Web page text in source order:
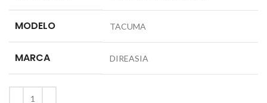
MODELO TACUMA
MARCA DIREASIA